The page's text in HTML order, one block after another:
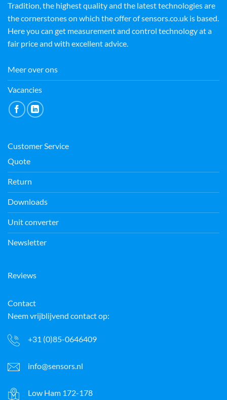
Tradition, the highest quality and the latest technologies are
the cornerstones on which the offer of sensors.co.uk is based.
Here you can get measurement and control technology at a
fair price and with excellent advice.
Meer over ons
Vacancies
Customer Service
Quote
Return
Downloads
Unit converter
Newsletter
Reviews
Contact
Neem vrijblijvend contact op:
+31 (0)85-0646409
info@sensors.nl
Low Ham 172-178